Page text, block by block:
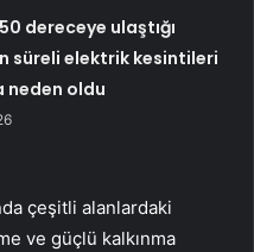
dereceye ulaştığı
süreli elektrik kesintileri
oldu
çeşitli alanlardaki
ve güçlü kalkınma